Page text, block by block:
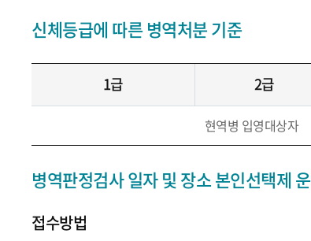
신체등급에 따른 병역처분 기준
1급 2급
현역병 입영대상자
병역판정검사 일자 및 장소 본인선택제
접수방법